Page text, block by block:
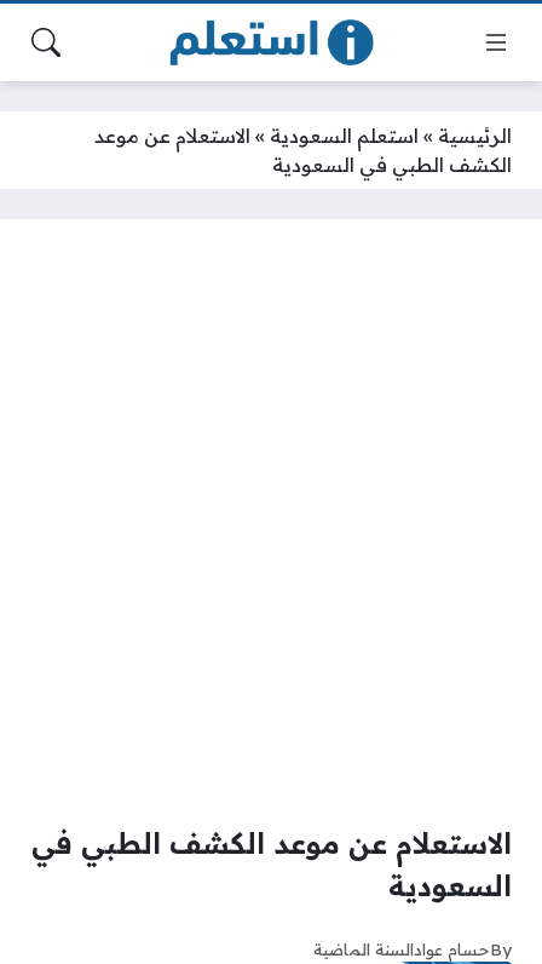
الرئيسية » استعلم السعودية » الاستعلام عن موعد
الكشف الطبي في السعودية
الاستعلام عن موعد الكشف الطبي في
السعودية
Byحسام عوادالسنة الماضية